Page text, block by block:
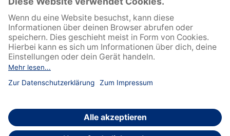
English
Cookie-Einstellungen